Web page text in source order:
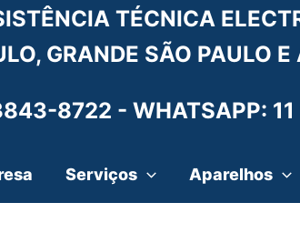
TÉCNICA
GRANDE SÃO PAULO
8722 - WHATSAPP:
Serviços Aparelhos